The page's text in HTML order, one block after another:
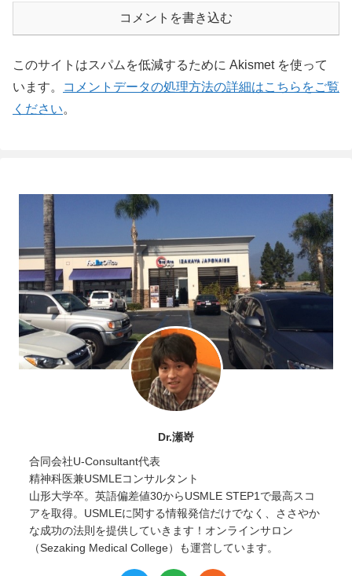
コメントを書き込む
このサイトはスパムを低減するために Akismet を使って
います。
コメントデータの処理方法の詳細はこちらをご覧
ください。
Dr.瀬嵜
合同会社U-Consultant代表
精神科医兼USMLEコンサルタント
山形大学卒。英語偏差値30からUSMLE STEP1で最高スコ
アを取得。USMLEに関する情報発信だけでなく、ささやか
な成功の法則を提供していきます！オンラインサロン
（Sezaking Medical College）も運営しています。